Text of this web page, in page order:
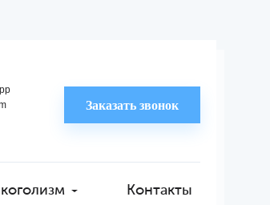
Заказать звонок
Контакты